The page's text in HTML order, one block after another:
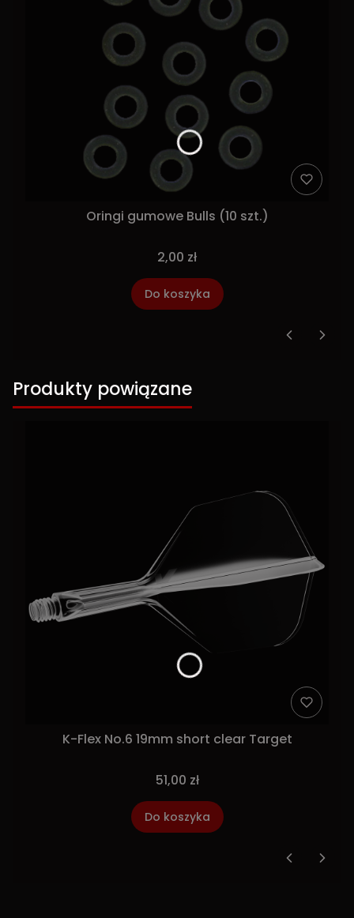
Oringi gumowe Bulls (10 szt.)
2,00 zł
Do koszyka
Produkty powiązane
K-Flex No.6 19mm short clear Target
51,00 zł
Do koszyka